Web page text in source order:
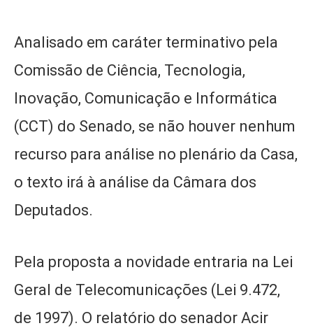
Analisado em caráter terminativo pela
Comissão de Ciência, Tecnologia,
Inovação, Comunicação e Informática
(CCT) do Senado, se não houver nenhum
recurso para análise no plenário da Casa,
o texto irá à análise da Câmara dos
Deputados.
Pela proposta a novidade entraria na Lei
Geral de Telecomunicações (Lei 9.472,
de 1997). O relatório do senador Acir